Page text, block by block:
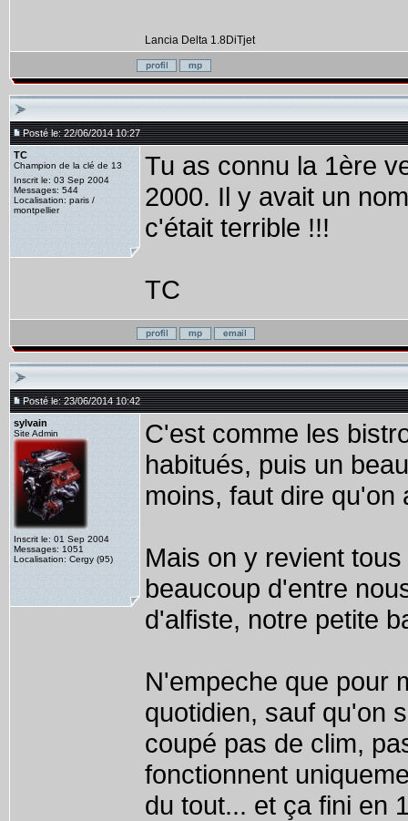
Lancia Delta 1.8DiTjet
Posté le: 22/06/2014 10:27
TC
Champion de la clé de 13
Inscrit le: 03 Sep 2004
Messages: 544
Localisation: paris /
montpellier
Tu as connu la 1ère
2000. Il y avait un
c'était terrible !!!
TC
Posté le: 23/06/2014 10:42
sylvain
Site Admin
Inscrit le: 01 Sep 2004
Messages: 1051
Localisation: Cergy (95)
C'est comme les
habitués, puis un
moins, faut dire qu'on
Mais on y revient
beaucoup d'entre
d'alfiste, notre petite
N'empeche que pour
quotidien, sauf qu'on
coupé pas de clim,
fonctionnent
du tout... et ça fini en